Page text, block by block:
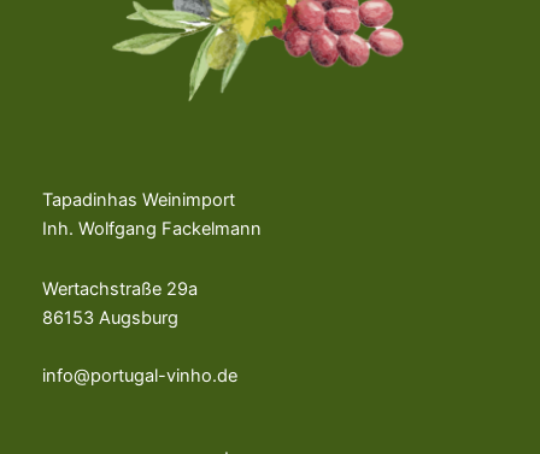
Tapadinhas Weinimport
Inh. Wolfgang Fackelmann
Wertachstraße 29a
86153 Augsburg
info@portugal-vinho.de